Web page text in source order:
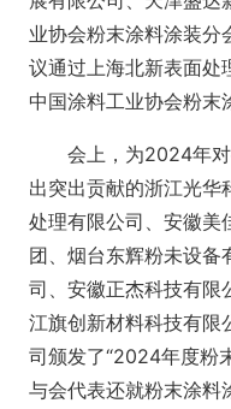
业协会粉末涂料涂装分
议通过上海北新表面处
中国涂料工业协会粉末
会上，为2024年对
出突出贡献的浙江光华
处理有限公司、安徽美
团、烟台东辉粉未设备
司、安徽正杰科技有限
江旗创新材料科技有限
司颁发了“2024年度粉
与会代表还就粉末涂料